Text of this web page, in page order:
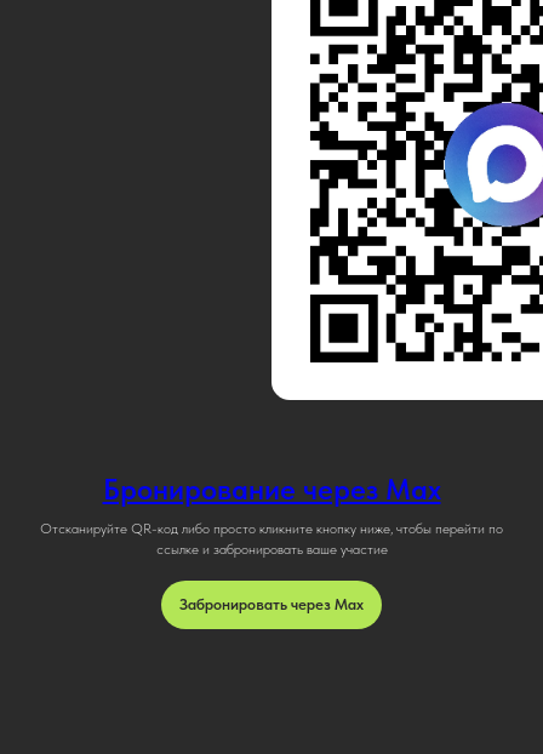
Бронирование через Max
Отсканируйте QR-код либо просто кликните кнопку ниже, чтобы перейти по
ссылке и забронировать ваше участие
Забронировать через Max